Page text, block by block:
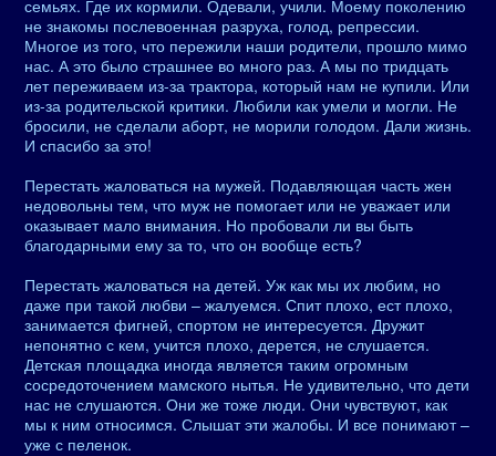
семьях. Где их кормили. Одевали, учили. Моему поколению
не знакомы послевоенная разруха, голод, репрессии.
Многое из того, что пережили наши родители, прошло мимо
нас. А это было страшнее во много раз. А мы по тридцать
лет переживаем из-за трактора, который нам не купили. Или
из-за родительской критики. Любили как умели и могли. Не
бросили, не сделали аборт, не морили голодом. Дали жизнь.
И спасибо за это!
Перестать жаловаться на мужей. Подавляющая часть жен
недовольны тем, что муж не помогает или не уважает или
оказывает мало внимания. Но пробовали ли вы быть
благодарными ему за то, что он вообще есть?
Перестать жаловаться на детей. Уж как мы их любим, но
даже при такой любви – жалуемся. Спит плохо, ест плохо,
занимается фигней, спортом не интересуется. Дружит
непонятно с кем, учится плохо, дерется, не слушается.
Детская площадка иногда является таким огромным
сосредоточением мамского нытья. Не удивительно, что дети
нас не слушаются. Они же тоже люди. Они чувствуют, как
мы к ним относимся. Слышат эти жалобы. И все понимают –
уже с пеленок.